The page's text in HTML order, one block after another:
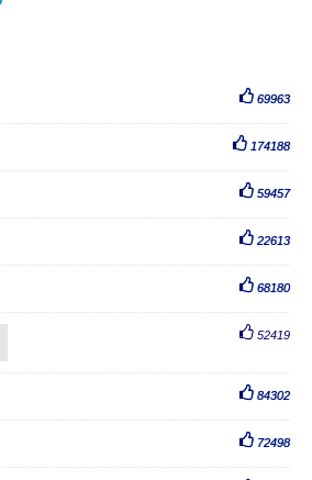
69963
174188
59457
22613
68180
52419
84302
72498